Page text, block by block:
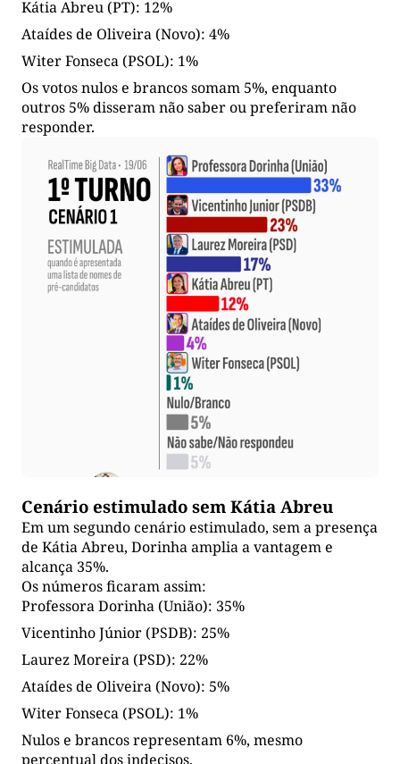
Kátia Abreu (PT): 12%
Ataídes de Oliveira (Novo): 4%
Witer Fonseca (PSOL): 1%
Os votos nulos e brancos somam 5%, enquanto
outros 5% disseram não saber ou preferiram não
responder.
Cenário estimulado sem Kátia Abreu
Em um segundo cenário estimulado, sem a presença
de Kátia Abreu, Dorinha amplia a vantagem e
alcança 35%.
Os números ficaram assim:
Professora Dorinha (União): 35%
Vicentinho Júnior (PSDB): 25%
Laurez Moreira (PSD): 22%
Ataídes de Oliveira (Novo): 5%
Witer Fonseca (PSOL): 1%
Nulos e brancos representam 6%, mesmo
percentual dos indecisos.